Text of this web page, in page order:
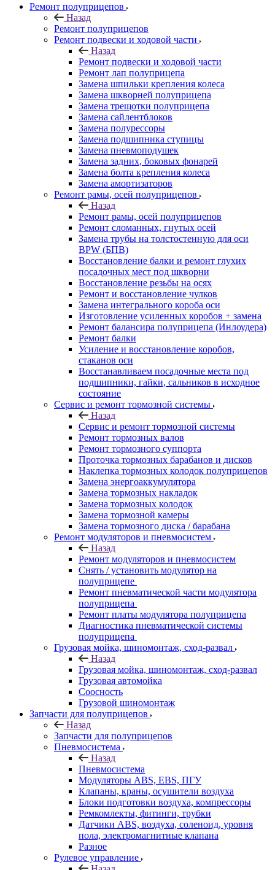
Ремонт полуприцепов
Назад
Ремонт полуприцепов
Ремонт подвески и ходовой части
Назад
Ремонт подвески и ходовой части
Ремонт лап полуприцепа
Замена шпильки крепления колеса
Замена шкворней полуприцепа
Замена трещотки полуприцепа
Замена сайлентблоков
Замена полурессоры
Замена подшипника ступицы
Замена пневмоподушек
Замена задних, боковых фонарей
Замена болта крепления колеса
Замена амортизаторов
Ремонт рамы, осей полуприцепов
Назад
Ремонт рамы, осей полуприцепов
Ремонт сломанных, гнутых осей
Замена трубы на толстостенную для оси
BPW (БПВ)
Восстановление балки и ремонт глухих
посадочных мест под шкворни
Восстановление резьбы на осях
Ремонт и восстановление чулков
Замена интегрального короба оси
Изготовление усиленных коробов + замена
Ремонт балансира полуприцепа (Инлоудера)
Ремонт балки
Усиление и восстановление коробов,
стаканов оси
Восстанавливаем посадочные места под
подшипники, гайки, сальников в исходное
состояние
Сервис и ремонт тормозной системы
Назад
Сервис и ремонт тормозной системы
Ремонт тормозных валов
Ремонт тормозного суппорта
Проточка тормозных барабанов и дисков
Наклепка тормозных колодок полуприцепов
Замена энергоаккумулятора
Замена тормозных накладок
Замена тормозных колодок
Замена тормозной камеры
Замена тормозного диска / барабана
Ремонт модуляторов и пневмосистем
Назад
Ремонт модуляторов и пневмосистем
Снять / установить модулятор на
полуприцепе
Ремонт пневматической части модулятора
полуприцепа
Ремонт платы модулятора полуприцепа
Диагностика пневматической системы
полуприцепа
Грузовая мойка, шиномонтаж, сход-развал
Назад
Грузовая мойка, шиномонтаж, сход-развал
Грузовая автомойка
Соосность
Грузовой шиномонтаж
Запчасти для полуприцепов
Назад
Запчасти для полуприцепов
Пневмосистема
Назад
Пневмосистема
Модуляторы ABS, EBS, ПГУ
Клапаны, краны, осушители воздуха
Блоки подготовки воздуха, компрессоры
Ремкомлекты, фитинги, трубки
Датчики ABS, воздуха, соленоид, уровня
пола, электромагнитные клапана
Разное
Рулевое управление